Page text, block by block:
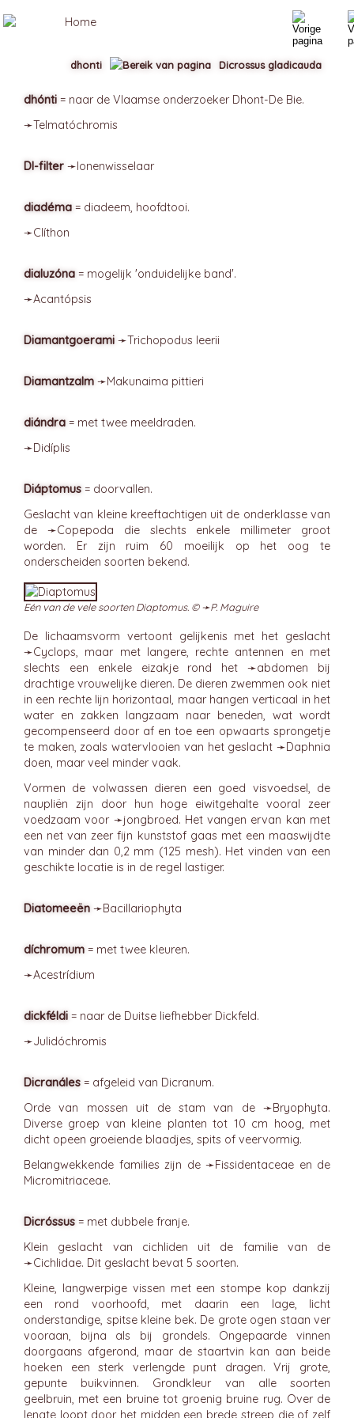
dhónti = naar de Vlaamse onderzoeker Dhont-De Bie.
➛Telmatóchromis
DI-filter ➛Ionenwisselaar
diadéma = diadeem, hoofdtooi.
➛Clíthon
dialuzóna = mogelijk 'onduidelijke band'.
➛Acantópsis
Diamantgoerami ➛Trichopodus leerii
Diamantzalm ➛Makunaima pittieri
diándra = met twee meeldraden.
➛Didíplis
Diáptomus = doorvallen.
Geslacht van kleine kreeftachtigen uit de onderklasse van
de ➛Copepoda die slechts enkele millimeter groot
worden. Er zijn ruim 60 moeilijk op het oog te
onderscheiden soorten bekend.
Eén van de vele soorten Diaptomus. © ➛P. Maguire
De lichaamsvorm vertoont gelijkenis met het geslacht
➛Cyclops, maar met langere, rechte antennen en met
slechts een enkele eizakje rond het ➛abdomen bij
drachtige vrouwelijke dieren. De dieren zwemmen ook niet
in een rechte lijn horizontaal, maar hangen verticaal in het
water en zakken langzaam naar beneden, wat wordt
gecompenseerd door af en toe een opwaarts sprongetje
te maken, zoals watervlooien van het geslacht ➛Daphnia
doen, maar veel minder vaak.
Vormen de volwassen dieren een goed visvoedsel, de
naupliën zijn door hun hoge eiwitgehalte vooral zeer
voedzaam voor ➛jongbroed. Het vangen ervan kan met
een net van zeer fijn kunststof gaas met een maaswijdte
van minder dan 0,2 mm (125 mesh). Het vinden van een
geschikte locatie is in de regel lastiger.
Diatomeeën ➛Bacillariophyta
díchromum = met twee kleuren.
➛Acestrídium
dickféldi = naar de Duitse liefhebber Dickfeld.
➛Julidóchromis
Dicranáles = afgeleid van Dicranum.
Orde van mossen uit de stam van de ➛Bryophyta.
Diverse groep van kleine planten tot 10 cm hoog, met
dicht opeen groeiende blaadjes, spits of veervormig.
Belangwekkende families zijn de ➛Fissidentaceae en de
Micromitriaceae.
Dicróssus = met dubbele franje.
Klein geslacht van cichliden uit de familie van de
➛Cichlidae. Dit geslacht bevat 5 soorten.
Kleine, langwerpige vissen met een stompe kop dankzij
een rond voorhoofd, met daarin een lage, licht
onderstandige, spitse kleine bek. De grote ogen staan ver
vooraan, bijna als bij grondels. Ongepaarde vinnen
doorgaans afgerond, maar de staartvin kan aan beide
hoeken een sterk verlengde punt dragen. Vrij grote,
gepunte buikvinnen. Grondkleur van alle soorten
geelbruin, met een bruine tot groenig bruine rug. Over de
lengte loopt door het midden een brede streep die of zelf
dhonti Dicrossus gladicauda